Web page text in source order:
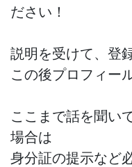
ださい！
説明を受けて、登
この後プロフィー
ここまで話を聞い
場合は
身分証の提示など